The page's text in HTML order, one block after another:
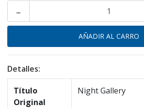
-
Detalles:
Título
Original
Night Gallery